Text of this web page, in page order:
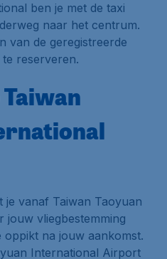
ben je met de taxi
naar het centrum.
van de geregistreerde
reserveren.
je vanaf Taiwan Taoyuan
vliegbestemming
oppikt na jouw aankomst.
International Airport